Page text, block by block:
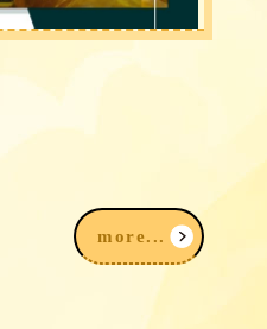
收比較
more...